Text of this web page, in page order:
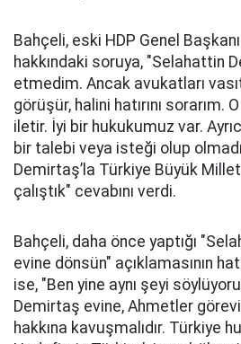
Bahçeli, eski HDP Genel
hakkındaki soruya, "Selahattin
etmedim. Ancak avukatları
görüşür, halini hatırını sorarım.
iletir. İyi bir hukukumuz var.
bir talebi veya isteği olup
Demirtaş’la Türkiye Büyük
çalıştık" cevabını verdi.
Bahçeli, daha önce yaptığı
evine dönsün" açıklamasının
ise, "Ben yine aynı şeyi
Demirtaş evine, Ahmetler
hakkına kavuşmalıdır. Türkiye